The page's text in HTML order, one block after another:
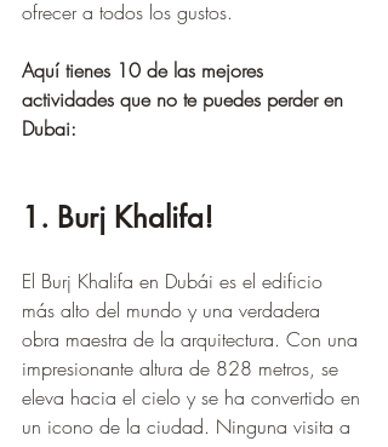
ofrecer a todos los gustos.
Aquí tienes 10 de las mejores
actividades que no te puedes perder en
Dubai:
1. Burj Khalifa!
El Burj Khalifa en Dubái es el edificio
más alto del mundo y una verdadera
obra maestra de la arquitectura. Con una
impresionante altura de 828 metros, se
eleva hacia el cielo y se ha convertido en
un icono de la ciudad. Ninguna visita a